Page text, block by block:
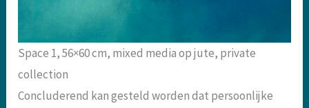
Space 1, 56×60 cm, mixed media op jute, private
collection
Concluderend kan gesteld worden dat persoonlijke